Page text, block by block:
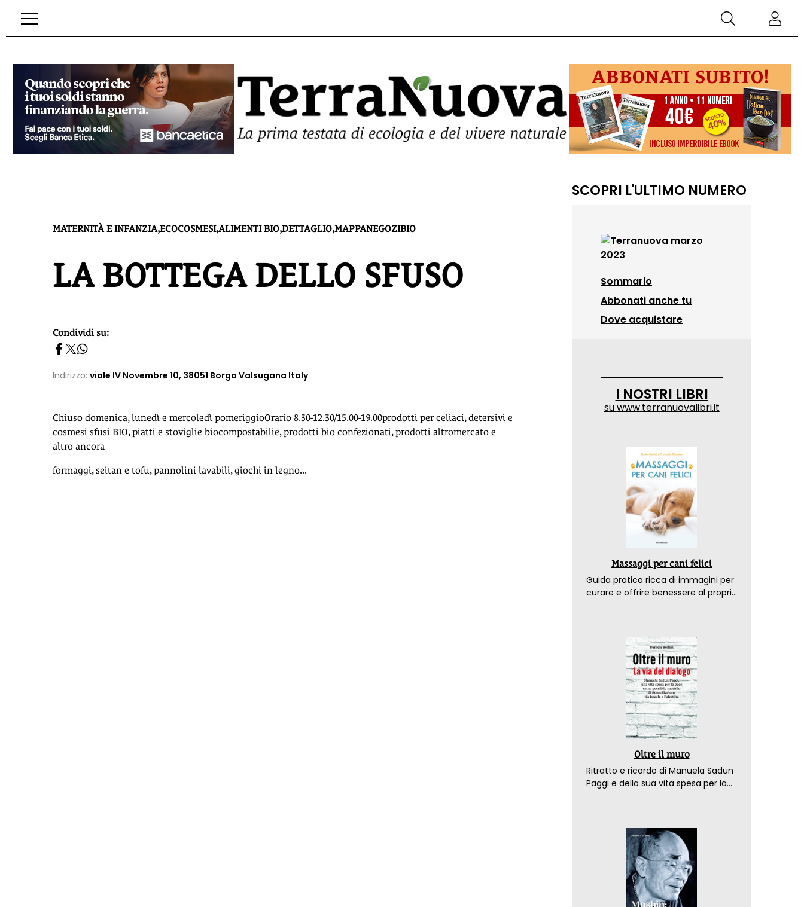
MATERNITÀ E INFANZIA,ECOCOSMESI,ALIMENTI BIO,DETTAGLIO,MAPPANEGOZIBIO
LA BOTTEGA DELLO SFUSO
homepage h2
Condividi su:
Indirizzo: viale IV Novembre 10, 38051 Borgo Valsugana Italy
Chiuso domenica, lunedì e mercoledì pomeriggioOrario 8.30-12.30/15.00-19.00prodotti per celiaci, detersivi e
cosmesi sfusi BIO, piatti e stoviglie biocompostabilie, prodotti bio confezionati, prodotti altromercato e
altro ancora
formaggi, seitan e tofu, pannolini lavabili, giochi in legno...
SCOPRI L'ULTIMO NUMERO
Sommario
Abbonati anche tu
Dove acquistare
I NOSTRI LIBRI
suwww.terranuovalibri.it
Massaggi per cani felici
Guida pratica ricca di immagini per
curare e offrire benessere al proprio
Oltre il muro
Ritratto e ricordo di Manuela Sadun
Paggi e della sua vita spesa per la